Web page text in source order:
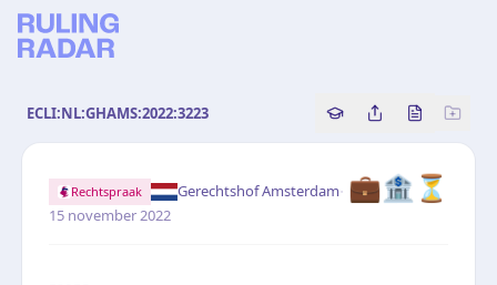
ECLI:NL:GHAMS:2022:3223 Copy source
Share this
Bekijk
💼🏦 ⏳
Rechtspraak Gerechtshof Amsterdam·
15 november 2022